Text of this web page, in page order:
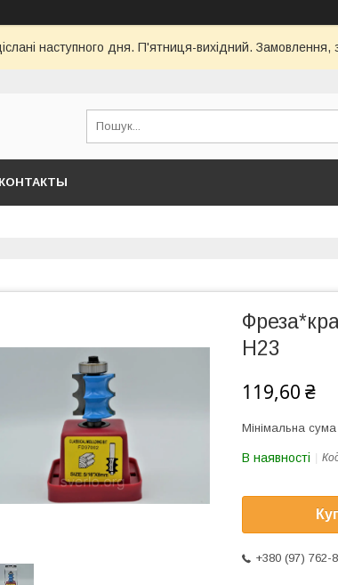
наступного дня. П'ятниця-вихідний. Замовлення,
КОНТАКТЫ
H23
119,60 ₴
Мінімальна
В наявності
+380 (97) 762-